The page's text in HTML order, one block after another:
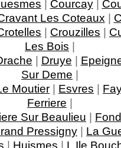
| Courcay|
Les Coteaux |
| Crouzilles |
Les Bois |
| Druye |
Sur Deme |
Moutier | Esvres |
Ferriere |
Sur Beaulieu |
Pressigny | La
| Huismes | L Ile